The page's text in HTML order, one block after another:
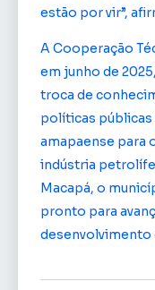
estão por vir”,
A Cooperação
em junho de
troca de
políticas públicas
amapaense para
indústria
Macapá, o
pronto para
desenvolvimento